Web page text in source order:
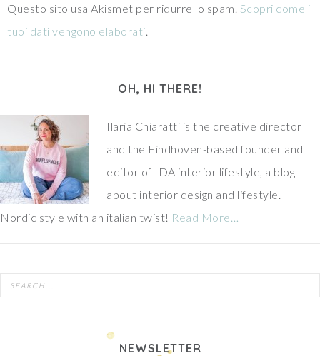
Questo sito usa Akismet per ridurre lo spam. Scopri come i
tuoi dati vengono elaborati.
OH, HI THERE!
Ilaria Chiaratti is the creative director
and the Eindhoven-based founder and
editor of IDA interior lifestyle, a blog
about interior design and lifestyle.
Nordic style with an italian twist! Read More…
NEWSLETTER